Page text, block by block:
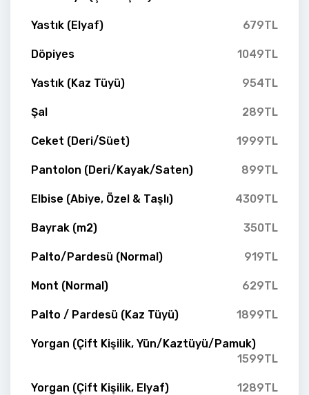
Yastık (Elyaf) 679TL
Döpiyes 1049TL
Yastık (Kaz Tüyü) 954TL
Şal 289TL
Ceket (Deri/Süet) 1999TL
Pantolon (Deri/Kayak/Saten) 899TL
Elbise (Abiye, Özel & Taşlı) 4309TL
Bayrak (m2) 350TL
Palto/Pardesü (Normal) 919TL
Mont (Normal) 629TL
Palto / Pardesü (Kaz Tüyü) 1899TL
Yorgan (Çift Kişilik, Yün/Kaztüyü/Pamuk)
1599TL
Yorgan (Çift Kişilik, Elyaf) 1289TL